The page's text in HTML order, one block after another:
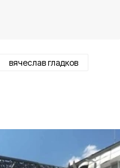
вячеслав гладков